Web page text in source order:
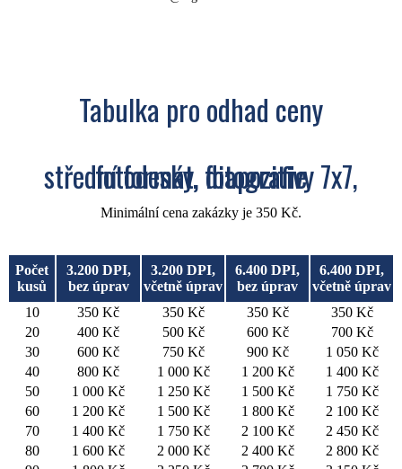
Tabulka pro odhad ceny
střední formát, diapozitivy 7x7, fotodesky, fotografie
Minimální cena zakázky je 350 Kč.
Počet
kusů
3.200 DPI,
bez úprav
3.200 DPI,
včetně úprav
6.400 DPI,
bez úprav
6.400 DPI,
včetně úprav
10
350 Kč 350 Kč 350 Kč
350 Kč
20
400 Kč 500 Kč 600 Kč
700 Kč
30
600 Kč 750 Kč 900 Kč
1 050 Kč
40
800 Kč 1 000 Kč 1 200 Kč
1 400 Kč
50
1 000 Kč 1 250 Kč 1 500 Kč
1 750 Kč
60
1 200 Kč 1 500 Kč 1 800 Kč
2 100 Kč
70
1 400 Kč 1 750 Kč 2 100 Kč
2 450 Kč
80
1 600 Kč 2 000 Kč 2 400 Kč
2 800 Kč